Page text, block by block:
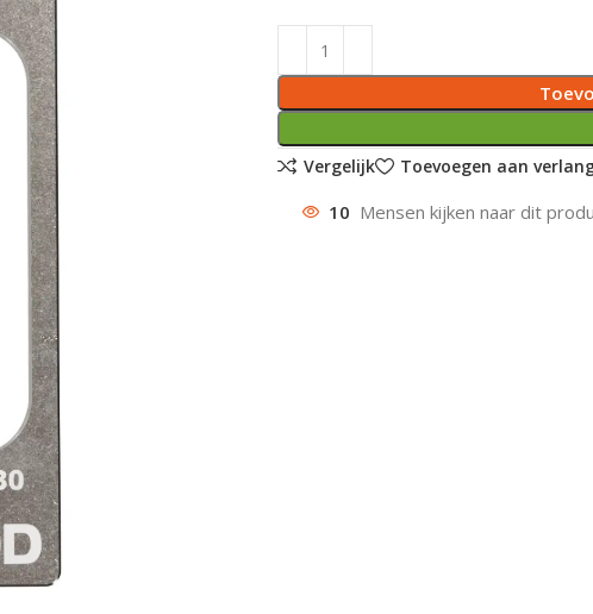
Vergelijk Toevoegen aan
10 Mensen kijken naar dit